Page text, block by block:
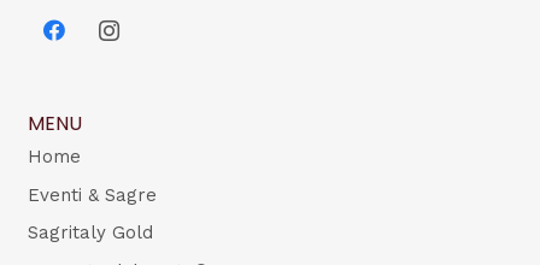
MENU
Home
Eventi & Sagre
Sagritaly Gold